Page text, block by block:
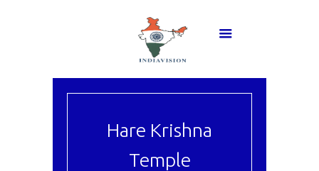
Hare Krishna
Temple